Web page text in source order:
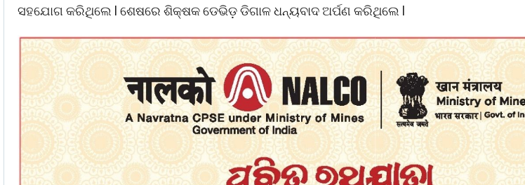
ସହଯୋଗ କରିଥିଲେ l ଶେଷରେ ଶିକ୍ଷକ ଡେଭିଡ଼ ଡିଗାଳ ଧନ୍ୟବାଦ ଅର୍ପଣ କରିଥିଲେ l